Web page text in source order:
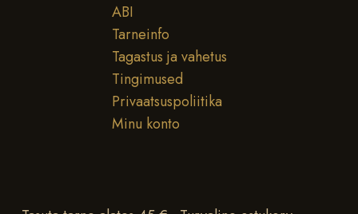
ABI
Tarneinfo
Tagastus ja vahetus
Tingimused
Privaatsuspoliitika
Minu konto